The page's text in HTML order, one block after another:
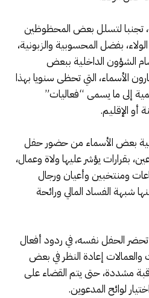
تجنبا لتسلل بعض المحظوظين
بفضل المحسوبية والزبونية،
الشؤون الداخلية ببعض
الأسماء، التي تحظى سنويا بهذا
إلى ما يسمى “فعاليات”
أو الإقليم.
بعض الأسماء من حضور حفل
بقرارات يؤشر عليها ولاة وعمال،
ومنتخبين وأعيان ورجال
شبهة الفساد المالي ورائحة
تحضر الحفل نفسه، في ردود أفعال
إعادة النظر في بعض
مشددة، حتى يتم القضاء على
لوائح المدعوين.